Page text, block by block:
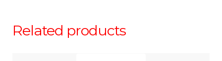
Related products